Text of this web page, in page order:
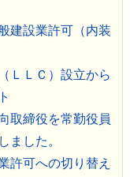
建設業許可（内装
ＬＬＣ）設立から
取締役を常勤役員
ました。
許可への切り替え